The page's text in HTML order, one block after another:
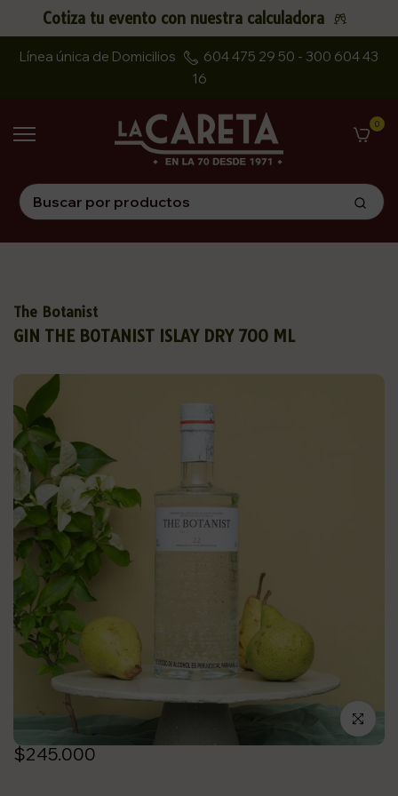
Saltar
al
contenido
Cotiza tu evento con nuestra calculadora
Línea única de Domicilios
604 475 29 50 - 300 604 43
16
0
The Botanist
GIN THE BOTANIST ISLAY DRY 700 ML
Click para
$245.000